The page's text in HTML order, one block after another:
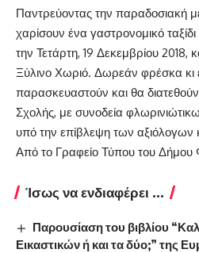
Παντρεύοντας την παραδοσιακή
χαρίσουν ένα γαστρονομικό
την Τετάρτη, 19 Δεκεμβρίου 2018,
Ξύλινο Χωριό. Δωρεάν φρέσκα κι
παρασκευαστούν και θα
Σχολής, με συνοδεία
υπό την επίβλεψη των αξιόλογων
Από το Γραφείο Τύπου του Δήμου
Ίσως να ενδιαφέρει ...
Παρουσίαση του βιβλίου
Εικαστικών ή και τα δύο;” της